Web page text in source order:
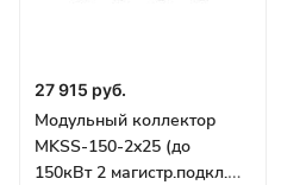
27 915 руб.
Модульный коллектор
MKSS-150-2x25 (до
150кВт 2 магистр.подкл.